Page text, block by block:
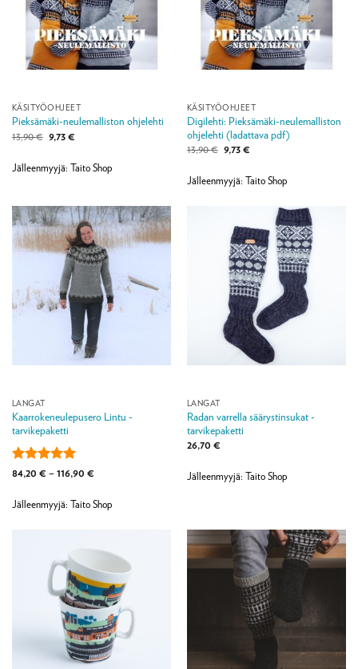
KÄSITYÖOHJEET
Pieksämäki-neulemalliston ohjelehti
13,90€ Alkuperäinen
hinta
13,90 €.
9,73€Nykyinen
9,73 €.
Jälleenmyyjä: Taito Shop
KÄSITYÖOHJEET
Digilehti: Pieksämäki-neulemalliston
ohjelehti (ladattava pdf)
13,90€ Alkuperäinen
hinta
13,90 €.
9,73€Nykyinen
9,73 €.
Jälleenmyyjä: Taito Shop
LANGAT
Kaarrokeneulepusero Lintu -
tarvikepaketti
Arvostelu
/ 5
84,20 € – 116,90 €Hintaluokka:
116,90 €
Jälleenmyyjä: Taito Shop
LANGAT
Radan varrella säärystinsukat -
tarvikepaketti
26,70 €
Jälleenmyyjä: Taito Shop